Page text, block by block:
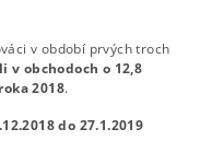
v období prvých troch
v obchodoch o 12,8
2018.
do 27.1.2019